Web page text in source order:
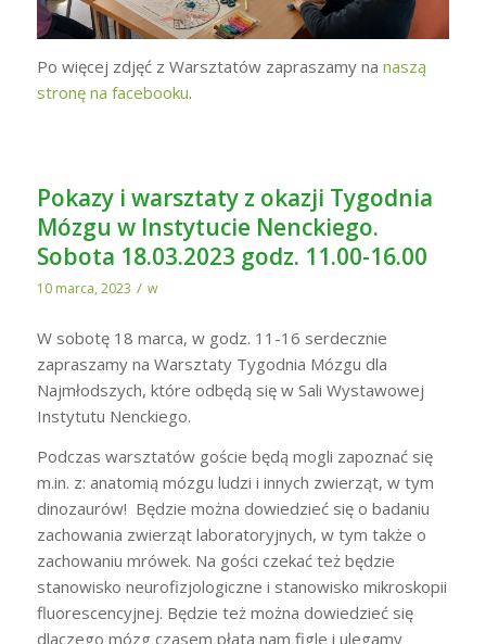
Po więcej zdjęć z Warsztatów zapraszamy na naszą
stronę na facebooku.
Pokazy i warsztaty z okazji Tygodnia
Mózgu w Instytucie Nenckiego.
Sobota 18.03.2023 godz. 11.00-16.00
10 marca, 2023 / w
W sobotę 18 marca, w godz. 11-16 serdecznie
zapraszamy na Warsztaty Tygodnia Mózgu dla
Najmłodszych, które odbędą się w Sali Wystawowej
Instytutu Nenckiego.
Podczas warsztatów goście będą mogli zapoznać się
m.in. z: anatomią mózgu ludzi i innych zwierząt, w tym
dinozaurów! Będzie można dowiedzieć się o badaniu
zachowania zwierząt laboratoryjnych, w tym także o
zachowaniu mrówek. Na gości czekać też będzie
stanowisko neurofizjologiczne i stanowisko mikroskopii
fluorescencyjnej. Będzie też można dowiedzieć się
dlaczego mózg czasem płata nam figle i ulegamy